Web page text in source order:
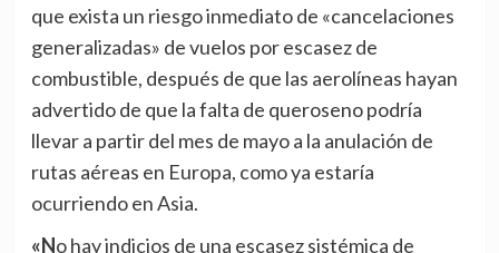
que exista un riesgo inmediato de «cancelaciones
generalizadas» de vuelos por escasez de
combustible, después de que las aerolíneas hayan
advertido de que la falta de queroseno podría
llevar a partir del mes de mayo a la anulación de
rutas aéreas en Europa, como ya estaría
ocurriendo en Asia.
«No hay indicios de una escasez sistémica de